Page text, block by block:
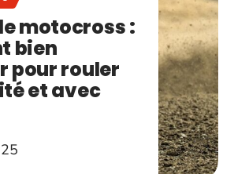
motocross :
bien
pour rouler
et avec